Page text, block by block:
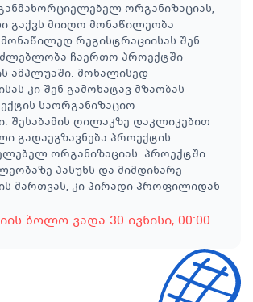
ორგანიზაციას,
გაქვს მიიღო მონაწილეობა
რეგისტრაციისას შენ
ჩაერთო პროექტში
ამპლუაში. მოხალისედ
კი შენ გამოხატავ მზაობას
საორგანიზაციო
შესაბამის ღილაკზე დაკლიკებით
გადაეგზავნება პროექტის
ორგანიზაციას. პროექტში
პასუხს და მიმდინარე
მართვას, კი პირადი პროფილიდან
ბოლო ვადა 30 ივნისი, 00:00